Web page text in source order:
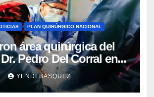
PLAN QUIRÚRGICO NACIONAL
área quirúrgica del
Pedro Del Corral en
YENDI BASQUEZ